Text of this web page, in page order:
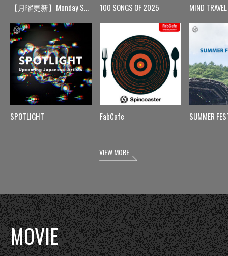
【月曜更新】Monday Spin
SPOTLIGHT
100 SONGS OF 2025
FabCafe
MIND TRAVEL
SUMMER
VIEW MORE
MOVIE